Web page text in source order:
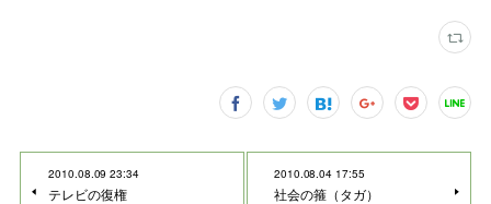
2010.08.09 23:34
テレビの復権
2010.08.04 17:55
社会の箍（タガ）